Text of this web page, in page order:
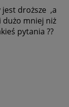
jest droższe ,a
dużo mniej niż
pytania ??